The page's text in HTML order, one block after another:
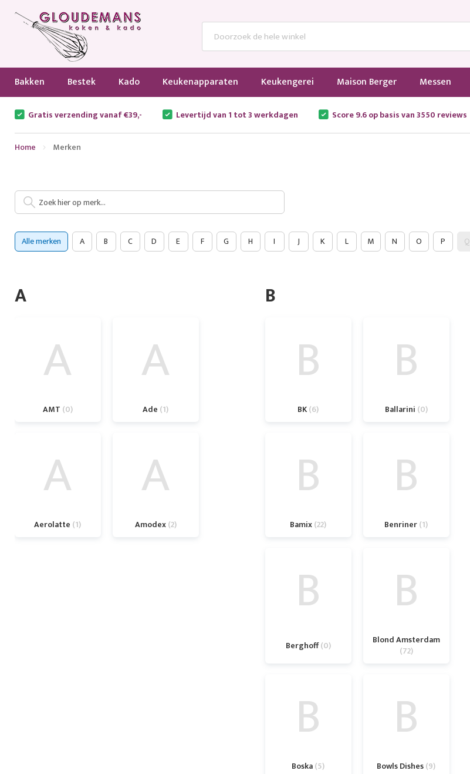
Bakken Bestek Kado Keukenapparaten Keukengerei Maison Berger Messen
Gratis verzending vanaf €39,- Levertijd van 1 tot 3 werkdagen Score 9.6 op basis van 3550 reviews
Home Merken
Alle merken A B C D E F G H I J K L M N O P Q
A
A
AMT 0
A
Ade 1
A
Aerolatte 1
A
Amodex 2
B
B
BK 6
B
Ballarini 0
B
Bamix 22
B
Benriner 1
B
Berghoff 0
B
Blond Amsterdam
72
B
Boska 5
B
Bowls Dishes 9